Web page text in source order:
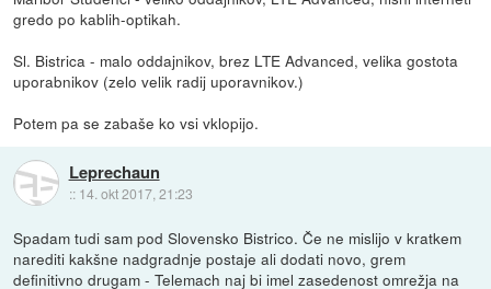
gredo po kablih-optikah.
Sl. Bistrica - malo oddajnikov, brez LTE Advanced, velika gostota
uporabnikov (zelo velik radij uporavnikov.)
Potem pa se zabaše ko vsi vklopijo.
Leprechaun
:: 14. okt 2017, 21:23
Spadam tudi sam pod Slovensko Bistrico. Če ne mislijo v kratkem
narediti kakšne nadgradnje postaje ali dodati novo, grem
definitivno drugam - Telemach naj bi imel zasedenost omrežja na